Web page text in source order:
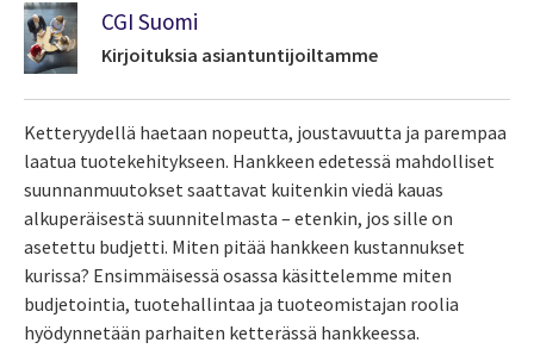
CGI Suomi
Kirjoituksia asiantuntijoiltamme
Ketteryydellä haetaan nopeutta, joustavuutta ja parempaa
laatua tuotekehitykseen. Hankkeen edetessä mahdolliset
suunnanmuutokset saattavat kuitenkin viedä kauas
alkuperäisestä suunnitelmasta – etenkin, jos sille on
asetettu budjetti. Miten pitää hankkeen kustannukset
kurissa? Ensimmäisessä osassa käsittelemme miten
budjetointia, tuotehallintaa ja tuoteomistajan roolia
hyödynnetään parhaiten ketterässä hankkeessa.